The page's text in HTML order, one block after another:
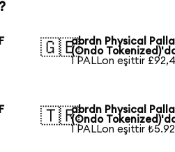
🇬🇧abrdn Physical
(Ondo
1 PALLon eşittir
🇹🇷abrdn Physical
(Ondo
1 PALLon eşittir